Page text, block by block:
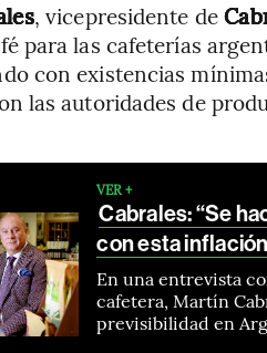
, vicepresidente de
para las cafeterías
con existencias
las autoridades de
VER +
Cabrales: “Se
con esta
En una entrevista
cafetera, Martín
previsibilidad en